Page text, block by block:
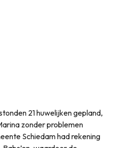
21 huwelijken gepland,
zonder problemen
Schiedam had rekening